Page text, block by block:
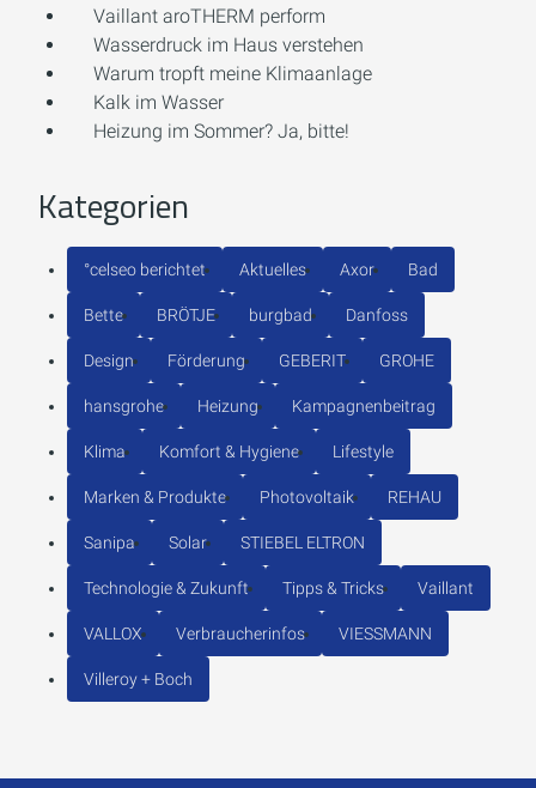
Vaillant aroTHERM perform
Wasserdruck im Haus verstehen
Warum tropft meine Klimaanlage
Kalk im Wasser
Heizung im Sommer? Ja, bitte!
Kategorien
°celseo berichtet Aktuelles Axor Bad
Bette BRÖTJE burgbad Danfoss
Design Förderung GEBERIT GROHE
hansgrohe Heizung Kampagnenbeitrag
Klima Komfort & Hygiene Lifestyle
Marken & Produkte Photovoltaik REHAU
Sanipa Solar STIEBEL ELTRON
Technologie & Zukunft Tipps & Tricks Vaillant
VALLOX Verbraucherinfos VIESSMANN
Villeroy + Boch